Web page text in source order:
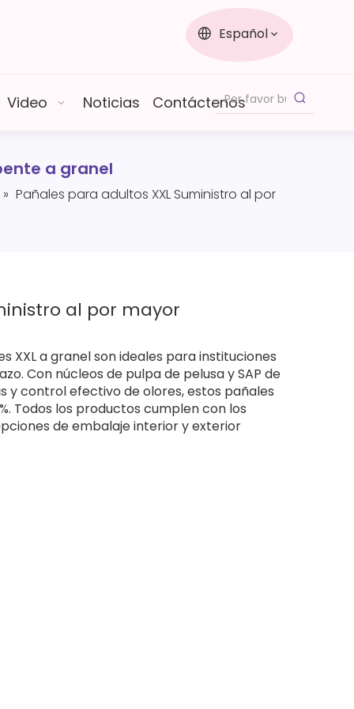
Español
Video Noticias Contáctenos
a granel
» Pañales para adultos XXL Suministro al por
al por mayor
XXL a granel son ideales para instituciones
Con núcleos de pulpa de pelusa y SAP de
y control efectivo de olores, estos pañales
Todos los productos cumplen con los
de embalaje interior y exterior